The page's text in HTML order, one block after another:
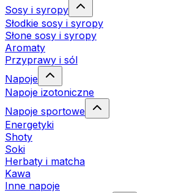
Sosy i syropy
Słodkie sosy i syropy
Słone sosy i syropy
Aromaty
Przyprawy i sól
Napoje
Napoje izotoniczne
Napoje sportowe
Energetyki
Shoty
Soki
Herbaty i matcha
Kawa
Inne napoje